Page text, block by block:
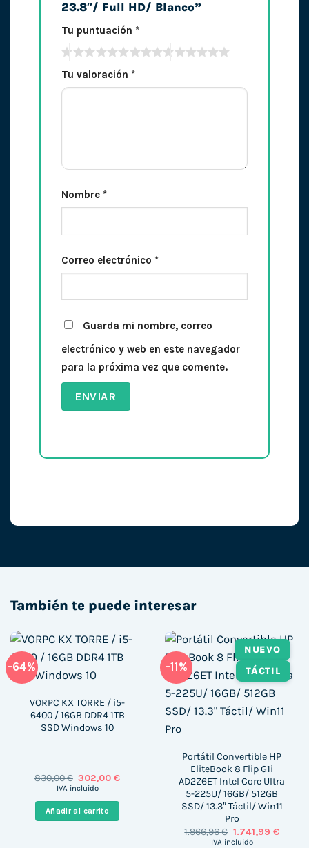
23.8″/ Full HD/ Blanco”
Tu puntuación *
Tu valoración *
Nombre *
Correo electrónico *
Guarda mi nombre, correo
electrónico y web en este navegador
para la próxima vez que comente.
También te puede interesar
-64%
VORPC KX TORRE / i5-
6400 / 16GB DDR4 1TB
SSD Windows 10
830,00€ El
precio
era:
830,00 €.
302,00€El
IVA incluido
Añadir al carrito
-11%
NUEVO
TÁCTIL
Portátil Convertible HP
EliteBook 8 Flip G1i
AD2Z6ET Intel Core Ultra
5-225U/ 16GB/ 512GB
SSD/ 13.3″ Táctil/ Win11
Pro
1.966,96€ El
precio
1.741,99 €El
IVA incluido